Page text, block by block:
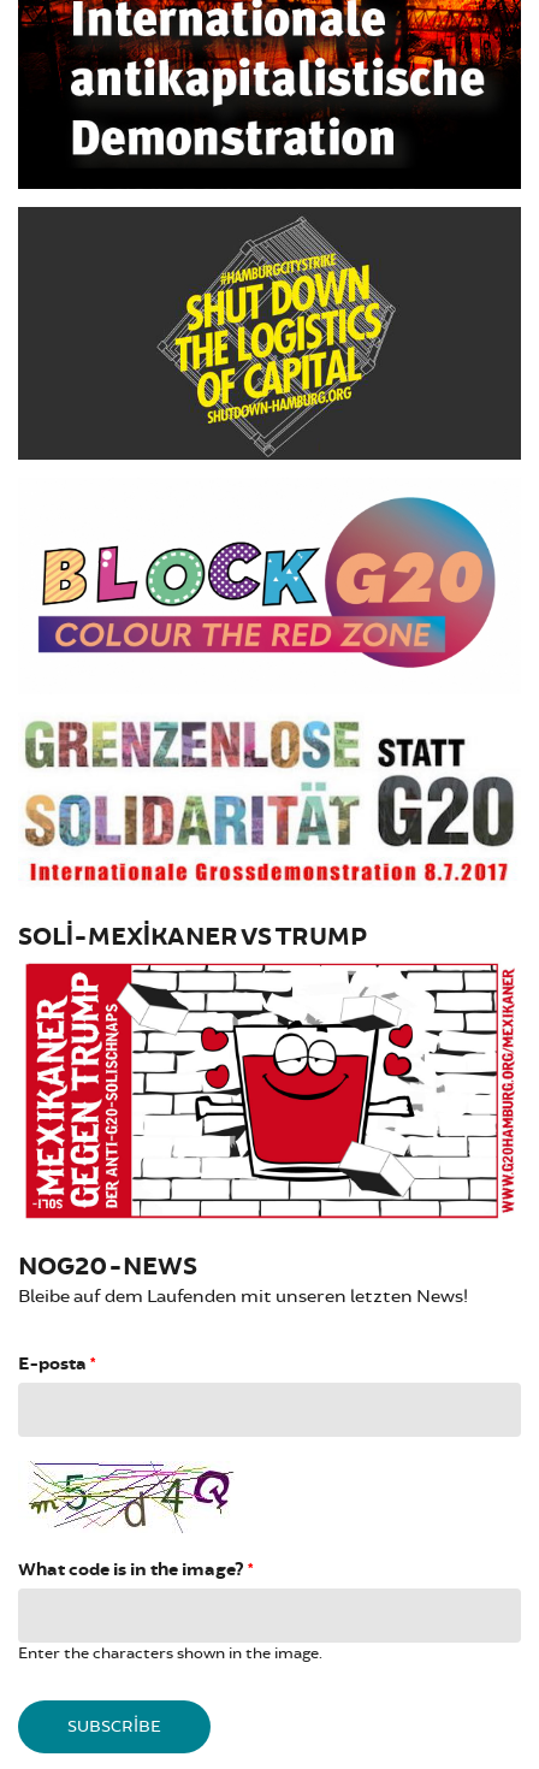
SOLI-MEXIKANER VS TRUMP
NOG20-NEWS
Bleibe auf dem Laufenden mit unseren letzten News!
E-posta *
What code is in the image? *
Enter the characters shown in the image.